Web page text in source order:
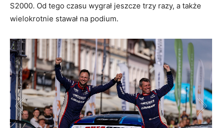
S2000. Od tego czasu wygrał jeszcze trzy razy, a także
wielokrotnie stawał na podium.